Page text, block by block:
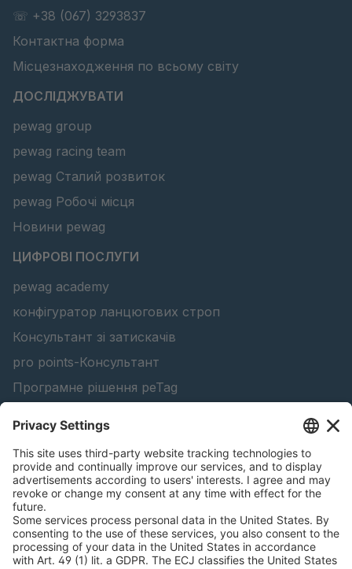
☏ +38 (067) 3293837
Контактна форма
Місцезнаходження по всьому світу
ДОСЛІДЖУВАТИ
pewag group
pewag racing team
pewag Сталий розвиток
pewag Робочі місця
Новини pewag
ЦИФРОВІ ПОСЛУГИ
pewag academy
конфігуратор ланцюгових строп
Консультант зі затискачів
pro points-Консультант
Програмне рішення peTag
Конфігуратор ланцюгів проти ковзання
Знайти лісопродукцію
Каталоги
ЮРИДИЧНА ІНФОРМАЦІЯ
Сертифікати